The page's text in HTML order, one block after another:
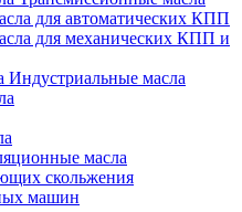
для автоматических КПП
для механических КПП и
Индустриальные масла
масла
скольжения
машин